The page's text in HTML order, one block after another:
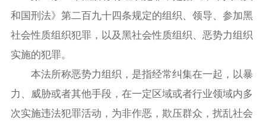
和国刑法》第二百九十四条规定的组织、领导、参加黑
社会性质组织犯罪，以及黑社会性质组织、恶势力组织
实施的犯罪。
本法所称恶势力组织，是指经常纠集在一起，以暴
力、威胁或者其他手段，在一定区域或者行业领域内多
次实施违法犯罪活动，为非作恶，欺压群众，扰乱社会